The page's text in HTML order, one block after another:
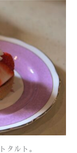
タルト。